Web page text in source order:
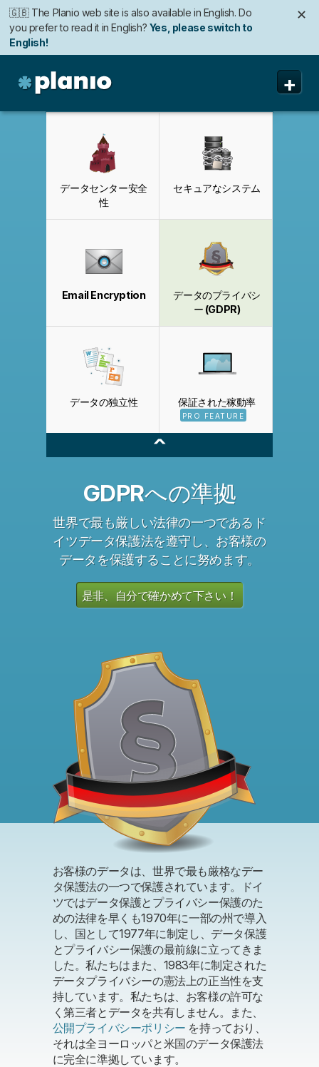
🇬🇧 The Planio web site is also available in English. Do
you prefer to read it in English? Yes, please switch to
English!
✕
Möchten Sie lieber auf Deutsch weiterlesen?
Deutsch wechseln!
✕
本語での表示がお好みですか?
✕
+
セキュリティ
私たちについて
データセンター安全
性
セキュアなシステム
Email Encryption
データのプライバシ
ー (GDPR)
データの独立性 保証された稼動率
PRO FEATURE
^
GDPRへの準拠
世界で最も厳しい法律の一つであるド
イツデータ保護法を遵守し、お客様の
データを保護することに努めます。
是非、自分で確かめて下さい！
お客様のデータは、世界で最も厳格なデー
タ保護法の一つで保護されています。ドイ
ツではデータ保護とプライバシー保護のた
めの法律を早くも1970年に一部の州で導入
し、国として1977年に制定し、データ保護
とプライバシー保護の最前線に立ってきま
した。私たちはまた、1983年に制定された
データプライバシーの憲法上の正当性を支
持しています。私たちは、お客様の許可な
く第三者とデータを共有しません。また、
公開プライバシーポリシー を持っており、
それは全ヨーロッパと米国のデータ保護法
に完全に準拠しています。